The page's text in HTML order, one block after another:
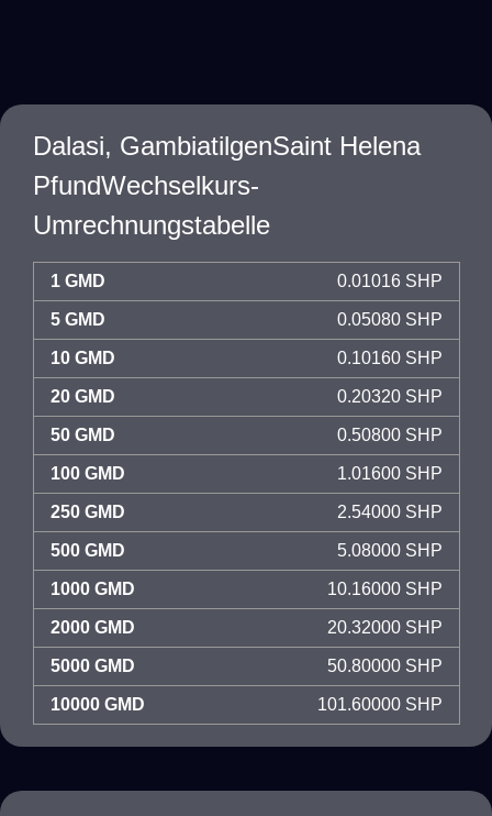
Dalasi, GambiatilgenSaint Helena
PfundWechselkurs-
Umrechnungstabelle
1 GMD 0.01016 SHP
5 GMD 0.05080 SHP
10 GMD 0.10160 SHP
20 GMD 0.20320 SHP
50 GMD 0.50800 SHP
100 GMD 1.01600 SHP
250 GMD 2.54000 SHP
500 GMD 5.08000 SHP
1000 GMD 10.16000 SHP
2000 GMD 20.32000 SHP
5000 GMD 50.80000 SHP
10000 GMD 101.60000 SHP